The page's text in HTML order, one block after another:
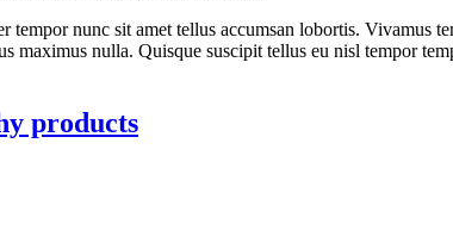
nunc sit amet tellus accumsan lobortis. Vivamus
maximus nulla. Quisque suscipit tellus eu nisl tempor
products